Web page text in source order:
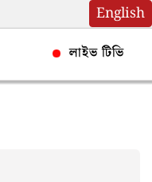
English
লাইভ টিভি